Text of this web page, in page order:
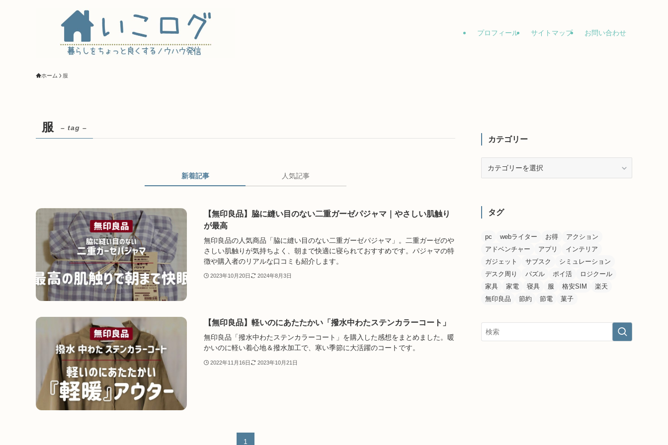
プロフィール サイトマップ お問い合わせ
ホーム 服
服 – tag –
新着記事 人気記事
【無印良品】脇に縫い目のない二重ガーゼパジャマ｜やさしい肌触り
が最高
無印良品の人気商品「脇に縫い目のない二重ガーゼパジャマ」。二重ガーゼのや
さしい肌触りが気持ちよく、朝まで快適に寝られておすすめです。パジャマの特
徴や購入者のリアルな口コミも紹介します。
2023年10月20日 2024年8月3日
【無印良品】軽いのにあたたかい「撥水中わたステンカラーコート」
無印良品「撥水中わたステンカラーコート」を購入した感想をまとめました。暖
かいのに軽い着心地＆撥水加工で、寒い季節に大活躍のコートです。
2022年11月16日 2023年10月21日
1
カテゴリー
ー
タグ
pc webライター お得
アクション
アドベンチャー
アプリ
インテリア
ガジェット
サブスク
シミュレーション
デスク周り
パズル ポイ活
ロジクール
家具
家電 寝具 服 格安SIM
楽天
無印良品
節約 節電 菓子